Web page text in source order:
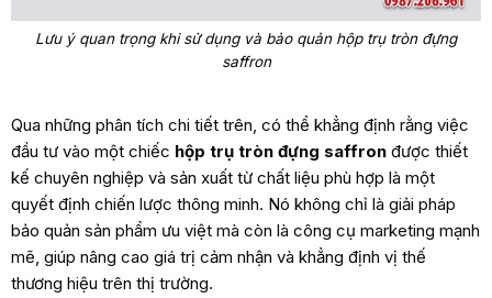
Lưu ý quan trọng khi sử dụng và bảo quản hộp trụ tròn đựng
saffron
Qua những phân tích chi tiết trên, có thể khẳng định rằng việc
đầu tư vào một chiếc hộp trụ tròn đựng saffronđược thiết
kế chuyên nghiệp và sản xuất từ chất liệu phù hợp là một
quyết định chiến lược thông minh. Nó không chỉ là giải pháp
bảo quản sản phẩm ưu việt mà còn là công cụ marketing mạnh
mẽ, giúp nâng cao giá trị cảm nhận và khẳng định vị thế
thương hiệu trên thị trường.